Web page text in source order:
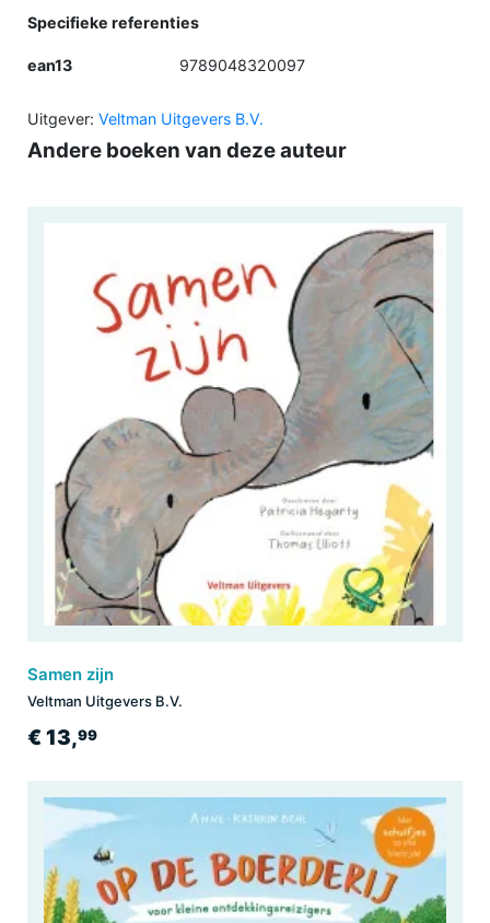
Specifieke referenties
ean13 9789048320097
Uitgever: Veltman Uitgevers B.V.
Andere boeken van deze auteur
Samen zijn
Veltman Uitgevers B.V.
€ 13,99